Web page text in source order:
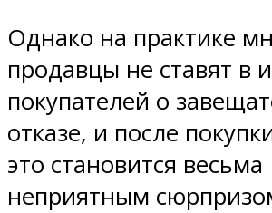
Однако на практике
продавцы не ставят в
покупателей о
отказе, и после
это становится весьма
неприятным